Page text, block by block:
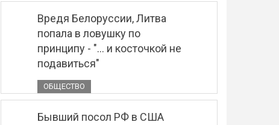
Вредя Белоруссии, Литва
попала в ловушку по
принципу - "... и косточкой не
подавиться"
ОБЩЕСТВО
Бывший посол РФ в США